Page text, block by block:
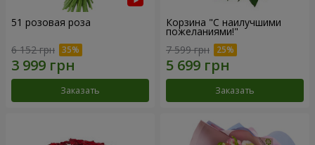
51 розовая роза
6 152 грн
Заказать
Корзина "С наилучшими
пожеланиями!"
7 599 грн
Заказать